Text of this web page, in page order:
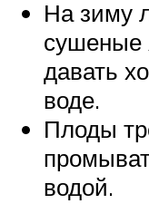
На зиму
сушеные
давать
воде.
Плоды
водой.